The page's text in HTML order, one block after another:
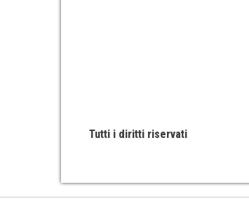
Tutti i diritti riservati